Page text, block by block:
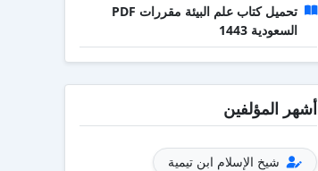
تحميل كتاب علم البيئة مقررات PDF
السعودية 1443
أشهر المؤلفين
شيخ الإسلام ابن تيمية